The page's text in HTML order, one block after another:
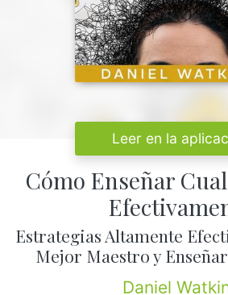
Leer en la
Cómo Enseñar
Estrategias Altamente
Mejor Maestro y
Daniel